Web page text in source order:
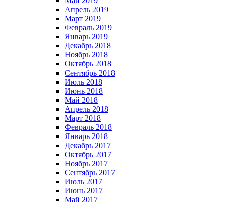
Апрель 2019
Март 2019
Февраль 2019
Январь 2019
Декабрь 2018
Ноябрь 2018
Октябрь 2018
Сентябрь 2018
Июль 2018
Июнь 2018
Май 2018
Апрель 2018
Март 2018
Февраль 2018
Январь 2018
Декабрь 2017
Октябрь 2017
Ноябрь 2017
Сентябрь 2017
Июль 2017
Июнь 2017
Май 2017